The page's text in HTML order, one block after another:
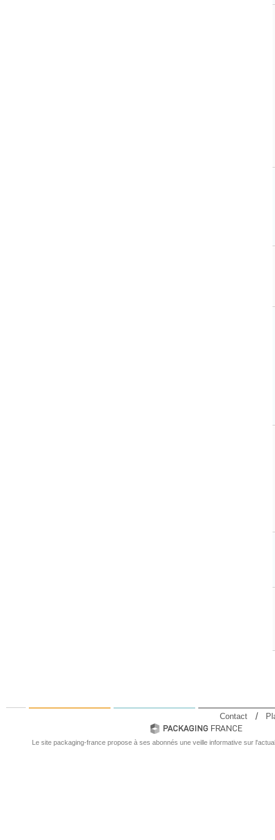
Le site packaging-france propose à ses abonnés une veille informative sur
Contact